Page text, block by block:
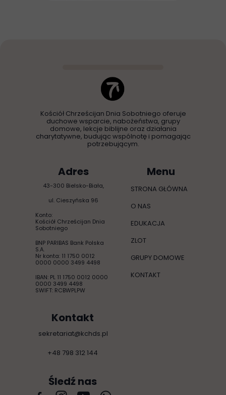
Kościół Chrześcijan Dnia Sobotniego oferuje
duchowe wsparcie, nabożeństwa, grupy
domowe, lekcje biblijne oraz działania
charytatywne, budując wspólnotę i pomagając
potrzebującym.
Śledź nas
Menu
STRONA GŁÓWNA
O NAS
EDUKACJA
ZLOT
GRUPY DOMOWE
KONTAKT
Adres
43-300 Bielsko-Biała,
ul. Cieszyńska 96
Konto:
Kościół Chrześcijan Dnia
Sobotniego
BNP PARIBAS Bank Polska
S.A.
Nr konta: 11 1750 0012
0000 0000 3499 4498
IBAN: PL 11 1750 0012 0000
0000 3499 4498
SWIFT: RCBWPLPW
Kontakt
+48 798 312 144
sekretariat@kchds.pl